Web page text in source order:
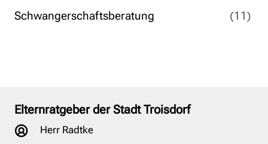
Schwangerschaftsberatung
(11)
Elternratgeber der Stadt Troisdorf
Herr Radtke